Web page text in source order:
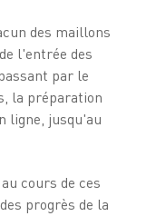
des maillons
l'entrée des
par le
la préparation
ligne, jusqu'au
cours de ces
progrès de la